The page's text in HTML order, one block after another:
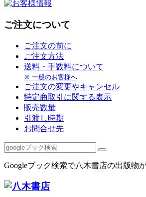
ご注文について
ご注文の前に
ご注文方法
送料・手数料について
※ 一般のお客様へ
ご注文の変更やキャンセル
特定商取引に関する表示
販売数量
引渡し時期
お問合せ先
Googleブック検索で八木書店の出版物